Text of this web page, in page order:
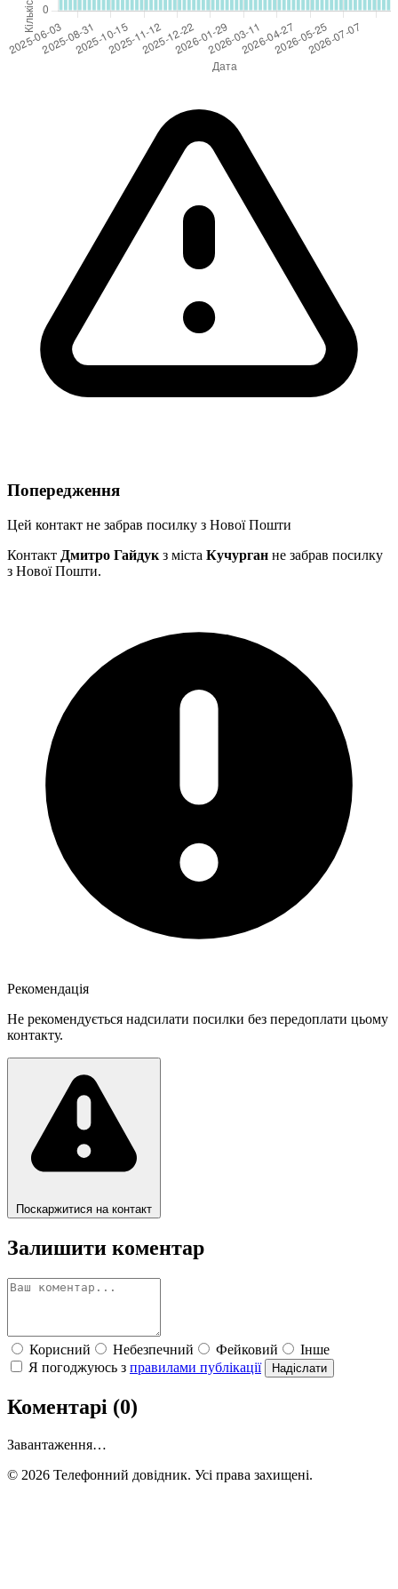
Попередження
Цей контакт не забрав посилку з Нової Пошти
Контакт Дмитро Гайдук з міста Кучурган не забрав посилку
з Нової Пошти.
Рекомендація
Не рекомендується надсилати посилки без передоплати цьому
контакту.
Поскаржитися на контакт
Залишити коментар
Корисний Небезпечний Фейковий
Інше
Я погоджуюсь з правилами публікації Надіслати
Коментарі (0)
Завантаження…
© 2026 Телефонний довідник. Усі права захищені.